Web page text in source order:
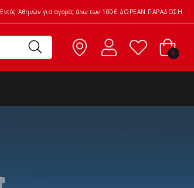
Εντός Αθηνών για αγορές άνω των 100€ ΔΩΡΕΑΝ ΠΑΡΑΔΟΣΗ
0